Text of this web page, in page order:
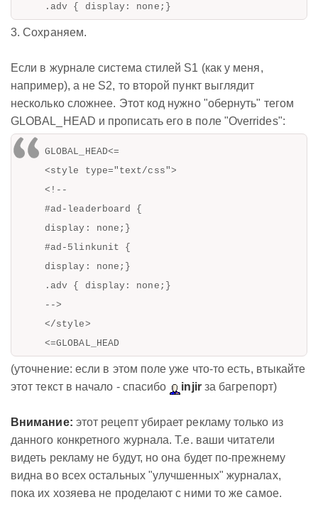
.adv { display: none;}
3. Сохраняем.
Если в журнале система стилей S1 (как у меня,
например), а не S2, то второй пункт выглядит
несколько сложнее. Этот код нужно "обернуть" тегом
GLOBAL_HEAD и прописать его в поле "Overrides":
GLOBAL_HEAD<=
<style type="text/css">
<!--
#ad-leaderboard {
display: none;}
#ad-5linkunit {
display: none;}
.adv { display: none;}
-->
</style>
<=GLOBAL_HEAD
(уточнение: если в этом поле уже что-то есть, втыкайте
этот текст в начало - спасибо
injirза багрепорт)
Внимание: этот рецепт убирает рекламу только из
данного конкретного журнала. Т.е. ваши читатели
видеть рекламу не будут, но она будет по-прежнему
видна во всех остальных "улучшенных" журналах,
пока их хозяева не проделают с ними то же самое.